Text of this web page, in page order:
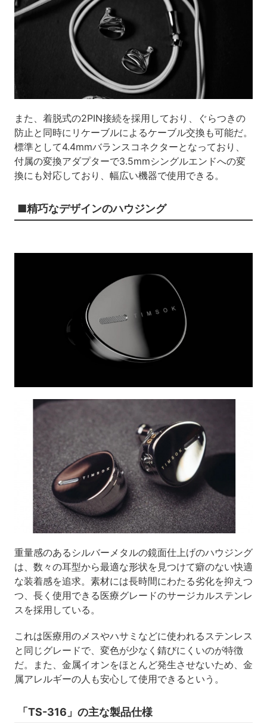
また、着脱式の2PIN接続を採用しており、ぐらつきの
防止と同時にリケーブルによるケーブル交換も可能だ。
標準として4.4mmバランスコネクターとなっており、
付属の変換アダプターで3.5mmシングルエンドへの変
換にも対応しており、幅広い機器で使用できる。
■精巧なデザインのハウジング
重量感のあるシルバーメタルの鏡面仕上げのハウジング
は、数々の耳型から最適な形状を見つけて癖のない快適
な装着感を追求。素材には長時間にわたる劣化を抑えつ
つ、長く使用できる医療グレードのサージカルステンレ
スを採用している。
これは医療用のメスやハサミなどに使われるステンレス
と同じグレードで、変色が少なく錆びにくいのが特徴
だ。また、金属イオンをほとんど発生させないため、金
属アレルギーの人も安心して使用できるという。
「TS-316」の主な製品仕様